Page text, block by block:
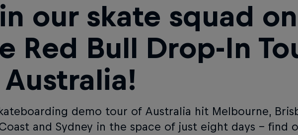
our skate squad on
Red Bull Drop-In
demo tour of Australia hit Melbourne,
and Sydney in the space of just eight days – find